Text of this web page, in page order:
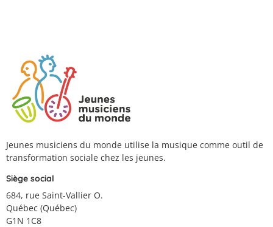
Jeunes musiciens du monde utilise la musique comme outil de
transformation sociale chez les jeunes.
Siège social
684, rue Saint-Vallier O.
Québec (Québec)
G1N 1C8